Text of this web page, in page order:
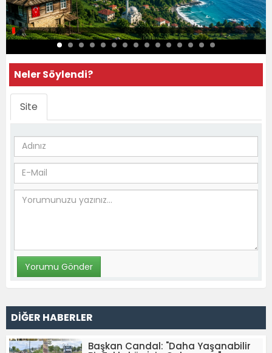
Neler Söylendi?
Site
DİĞER HABERLER
Başkan Candal: "Daha Yaşanabilir